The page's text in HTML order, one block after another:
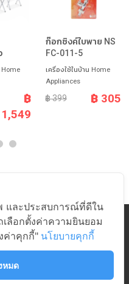
Home
฿
1,549
ก๊อกซิงค์ใบพาย NS
FC-011-5
เครื่องใช้ในบ้าน Home
Appliances
฿ 399 ฿ 305
และประสบการณ์ที่ดีใน
ลือกตั้งค่าความยินยอม
ค่าคุกกี้" นโยบายคุกกี้
หมด